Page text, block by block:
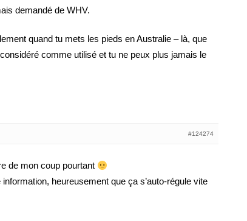
demandé de WHV.
quand tu mets les pieds en Australie – là, que
comme utilisé et tu ne peux plus jamais le
#124274
de mon coup pourtant
heureusement que ça s’auto-régule vite